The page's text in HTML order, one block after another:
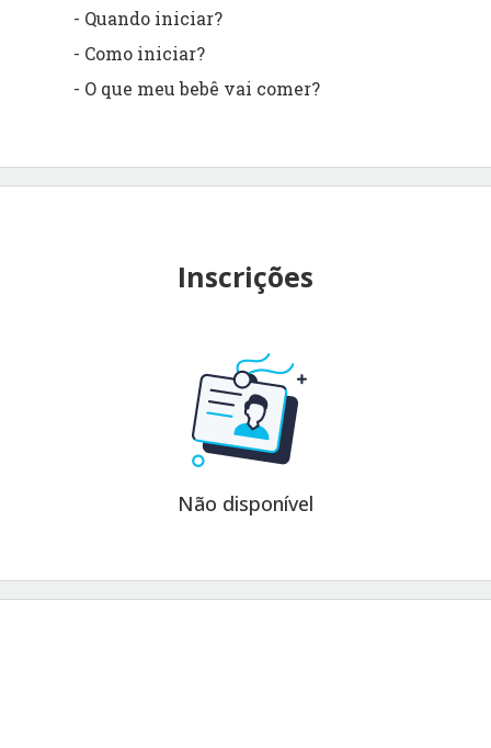
- Quando iniciar?
- Como iniciar?
- O que meu bebê vai comer?
Inscrições
Não disponível